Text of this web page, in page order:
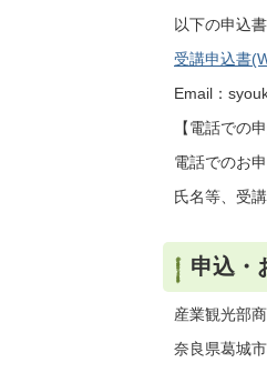
以下の申込
受講申込書
Email：
【電話での申
電話でのお
氏名等、受
申込・
産業観光部
奈良県葛城